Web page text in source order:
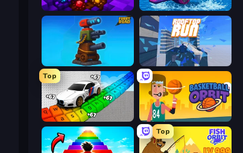
Obby: Dig Down Obby Plane Power Challenge: Fly
Furry Road Rooftop Run
Top
Basketball Orbit
Top